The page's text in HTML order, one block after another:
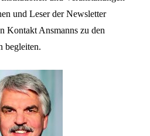
und Leser der Newsletter
Kontakt Ansmanns zu den
begleiten.